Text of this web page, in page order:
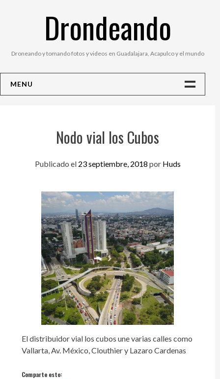
Drondeando
Droneando y tomando fotos y videos en Guadalajara, Acapulco y el mundo
MENU
Nodo vial los Cubos
Publicado el 23 septiembre, 2018 por Huds
El distribuidor vial los cubos une varias calles como
Vallarta, Av. México, Clouthier y Lazaro Cardenas
Comparte esto: